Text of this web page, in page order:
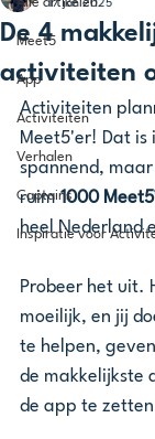
Meet5
App
Activiteiten
Verhalen
Captains
Inspiratie voor
De 4
activiteiten
17 jan 2025
Activiteiten
Meet5'er! Dat is
spannend,
ruim 1000
heel Nederland
Probeer het uit.
moeilijk, en jij
te helpen,
de makkelijkste
de app te